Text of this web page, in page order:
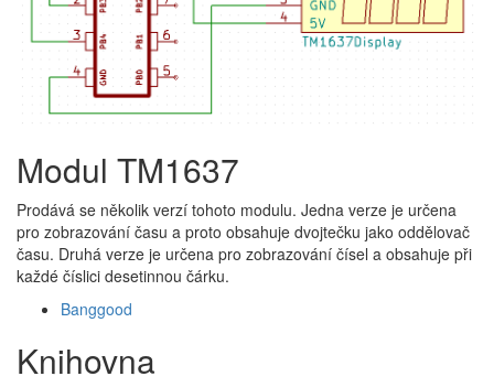
Modul TM1637
Prodává se několik verzí tohoto modulu. Jedna verze je určena
pro zobrazování času a proto obsahuje dvojtečku jako oddělovač
času. Druhá verze je určena pro zobrazování čísel a obsahuje při
každé číslici desetinnou čárku.
Banggood
Knihovna